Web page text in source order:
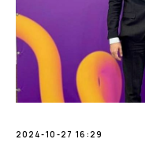
2024-10-27 16:29